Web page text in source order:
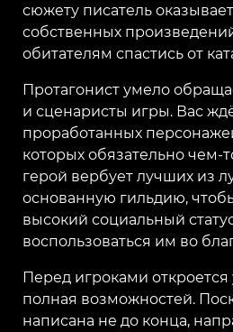
сюжету писатель
собственных
обитателям спастись от
Протагонист умело
и сценаристы игры. Вас
проработанных
которых обязательно чем-
герой вербует лучших из
основанную гильдию,
высокий социальный
воспользоваться им во
Перед игроками
полная возможностей.
написана не до конца,